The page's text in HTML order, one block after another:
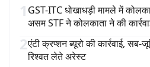
1 GST-ITC धोखाधड़ी मामले में
असम STF ने कोलकाता ने की
2एंटी क्रप्शन ब्यूरो की कार्रवाई,
रिश्वत लेते अरेस्ट